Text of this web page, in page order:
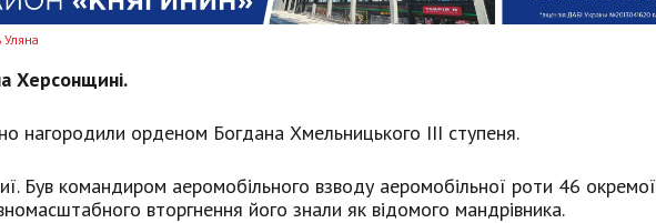
Херсонщині.
нагородили орденом Богдана Хмельницького ІІІ ступеня.
Був командиром аеромобільного взводу аеромобільної роти 46 окремої
вторгнення його знали як відомого мандрівника.